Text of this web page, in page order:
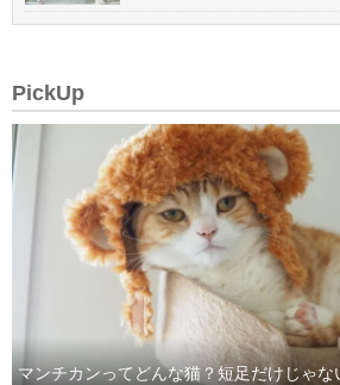
PickUp
マンチカンってどんな猫？短足だけじゃな